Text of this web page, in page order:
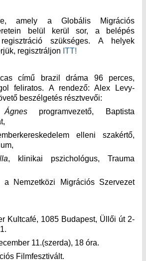
amely a Globális Migrációs
belül kerül sor, a belépés
szükséges. A helyek
regisztráljon ITT!
című brazil dráma 96 perces,
feliratos. A rendező: Alex Levy-
beszélgetés résztvevői:
programvezető, Baptista
elleni szakértő,
, klinikai pszichológus, Trauma
a Nemzetközi Migrációs Szervezet
Kultcafé, 1085 Budapest, Üllői út 2-
11.(szerda), 18 óra.
Filmfesztivált.